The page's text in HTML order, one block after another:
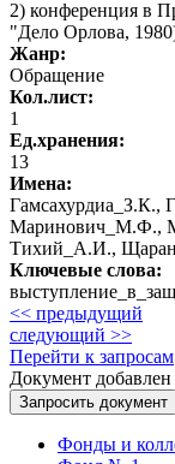
2) конференция в
"Дело Орлова,
Жанр:
Обращение
Кол.лист:
1
Ед.хранения:
13
Имена:
Гамсахурдиа_З.К.,
Маринович_М.Ф.,
Тихий_А.И.,
Ключевые слова:
<< предыдущий
следующий >>
Перейти к запросам
Документ добавлен
Фонды и